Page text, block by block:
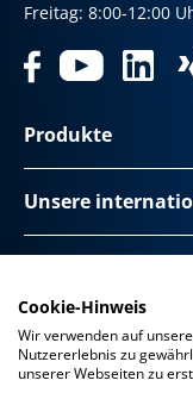
Freitag: 8:00-12:00
Produkte
Unsere
Datenschutz
Datenschutz Social
Cookie-Hinweis
Wir verwenden auf
Nutzererlebnis zu
unserer Webseiten zu